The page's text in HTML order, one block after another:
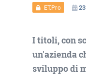
ET.Pro
I titoli, con
un'azienda
sviluppo di